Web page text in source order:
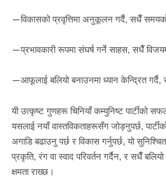
—विकासको प्रवृत्तिमा अनुकूलन गर्दै, सधैँ
—प्रभावकारी रूपमा संघर्ष गर्ने साहस, सधैँ
—आफूलाई बलियो बनाउनमा ध्यान केन्द्रित गर्दै,
यी उत्कृष्ट गुणहरू चिनियाँ कम्युनिष्ट पार्टीको
यसलाई नयाँ वास्तविकताहरूसँग जोड्नुपर्छ,
अगाडि बढाउनु पर्छ र विकास गर्नुपर्छ, यो
प्रकृति, रंग वा स्वाद परिवर्तन गर्दैन, र सधैँ
क्षमता राख्छ।